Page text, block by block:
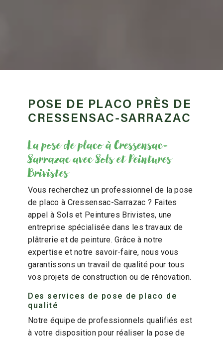
POSE DE PLACO PRÈS DE
CRESSENSAC-SARRAZAC
La pose de placo à Cressensac-
Sarrazac avec Sols et Peintures
Brivistes
Vous recherchez un professionnel de la pose
de placo à Cressensac-Sarrazac ? Faites
appel à Sols et Peintures Brivistes, une
entreprise spécialisée dans les travaux de
plâtrerie et de peinture. Grâce à notre
expertise et notre savoir-faire, nous vous
garantissons un travail de qualité pour tous
vos projets de construction ou de rénovation.
Des services de pose de placo de
qualité
Notre équipe de professionnels qualifiés est
à votre disposition pour réaliser la pose de